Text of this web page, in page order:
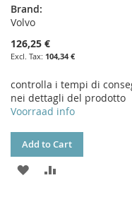
Brand:
Volvo
126,25 €
104,34 €
controlla i tempi di
nei dettagli del prodotto
Voorraad info
Add to Cart
ADD